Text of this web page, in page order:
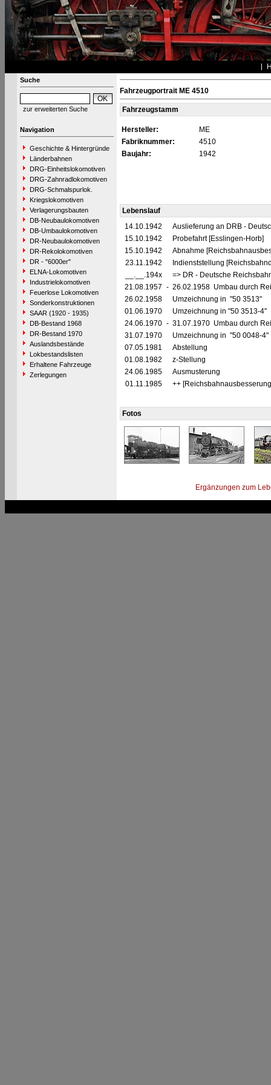
Suche
zur erweiterten Suche
Navigation
Geschichte & Hintergründe
Länderbahnen
DRG-Einheitslokomotiven
DRG-Zahnradlokomotiven
DRG-Schmalspurlok.
Kriegslokomotiven
Verlagerungsbauten
DB-Neubaulokomotiven
DB-Umbaulokomotiven
DR-Neubaulokomotiven
DR-Rekolokomotiven
DR - "6000er"
ELNA-Lokomotiven
Industrielokomotiven
Feuerlose Lokomotiven
Sonderkonstruktionen
SAAR (1920 - 1935)
DB-Bestand 1968
DR-Bestand 1970
Auslandsbestände
Lokbestandslisten
Erhaltene Fahrzeuge
Zerlegungen
Fahrzeugportrait ME 4510
Fahrzeugstamm
Hersteller:
ME
Fabriknummer:
4510
Baujahr:
1942
Lebenslauf
14.10.1942
Auslieferung an DRB -
15.10.1942
Probefahrt [Esslingen-Horb]
15.10.1942
Abnahme
23.11.1942
Indienststellung
__.__.194x
=> DR - Deutsche
21.08.1957 - 26.02.1958 Umbau durch
26.02.1958
Umzeichnung in "50 3513"
01.06.1970
Umzeichnung in "50 3513-4"
24.06.1970 - 31.07.1970 Umbau durch
31.07.1970
Umzeichnung in "50 0048-4"
07.05.1981
Abstellung
01.08.1982
z-Stellung
24.06.1985
Ausmusterung
01.11.1985
++
Fotos
Ergänzungen zum